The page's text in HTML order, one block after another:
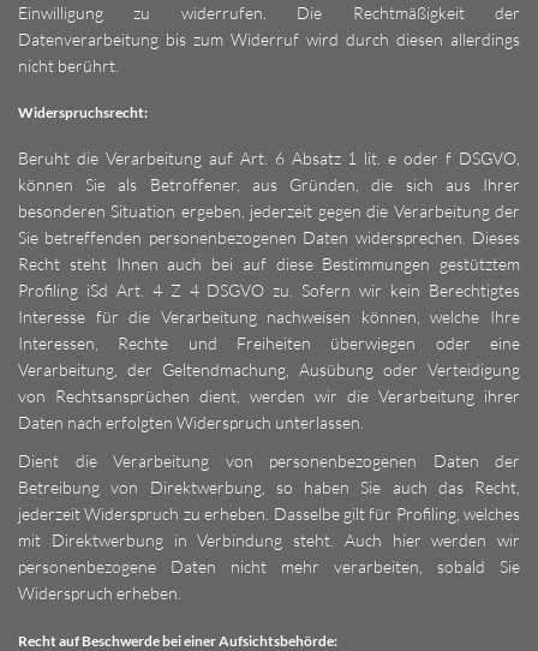
Einwilligung zu widerrufen. Die Rechtmäßigkeit der
Datenverarbeitung bis zum Widerruf wird durch diesen allerdings
nicht berührt.
Widerspruchsrecht:
Beruht die Verarbeitung auf Art. 6 Absatz 1 lit. e oder f DSGVO,
können Sie als Betroffener, aus Gründen, die sich aus Ihrer
besonderen Situation ergeben, jederzeit gegen die Verarbeitung der
Sie betreffenden personenbezogenen Daten widersprechen. Dieses
Recht steht Ihnen auch bei auf diese Bestimmungen gestütztem
Profiling iSd Art. 4 Z 4 DSGVO zu. Sofern wir kein Berechtigtes
Interesse für die Verarbeitung nachweisen können, welche Ihre
Interessen, Rechte und Freiheiten überwiegen oder eine
Verarbeitung, der Geltendmachung, Ausübung oder Verteidigung
von Rechtsansprüchen dient, werden wir die Verarbeitung ihrer
Daten nach erfolgten Widerspruch unterlassen.
Dient die Verarbeitung von personenbezogenen Daten der
Betreibung von Direktwerbung, so haben Sie auch das Recht,
jederzeit Widerspruch zu erheben. Dasselbe gilt für Profiling, welches
mit Direktwerbung in Verbindung steht. Auch hier werden wir
personenbezogene Daten nicht mehr verarbeiten, sobald Sie
Widerspruch erheben.
Recht auf Beschwerde bei einer Aufsichtsbehörde: